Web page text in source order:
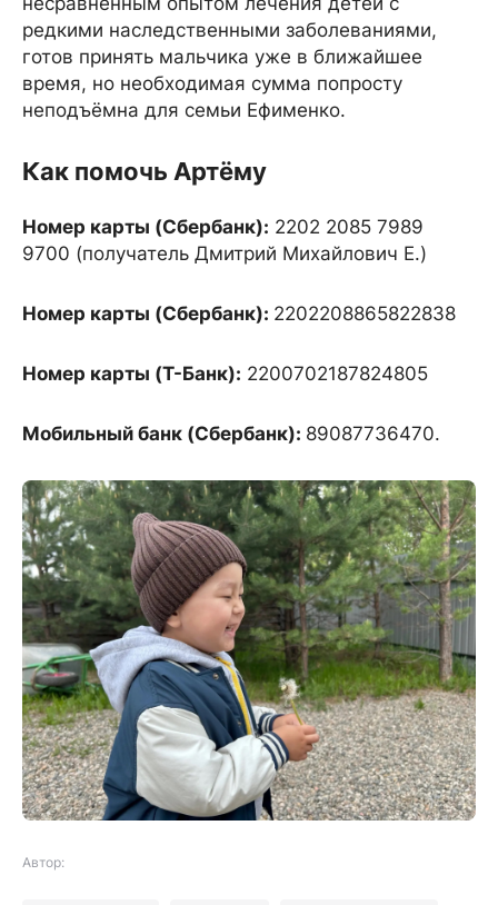
редкими наследственными заболеваниями,
готов принять мальчика уже в ближайшее
время, но необходимая сумма попросту
неподъёмна для семьи Ефименко.
Как помочь Артёму
Номер карты (Сбербанк): 2202 2085 7989
9700 (получатель Дмитрий Михайлович Е.)
Номер карты (Сбербанк): 2202208865822838
Номер карты (Т-Банк): 2200702187824805
Мобильный банк (Сбербанк): 89087736470.
Автор: